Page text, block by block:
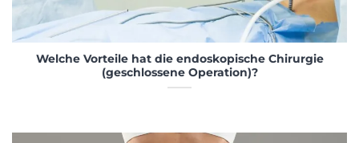
Welche Vorteile hat die endoskopische Chirurgie
(geschlossene Operation)?